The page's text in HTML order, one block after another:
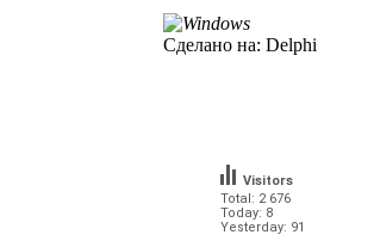
Сделано на: Delphi
Total: 2 676
Today: 8
Yesterday: 91
Visitors